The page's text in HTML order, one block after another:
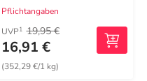
Pflichtangaben
UVP1 19,95 €
16,91 €
(352,29 €/1 kg)